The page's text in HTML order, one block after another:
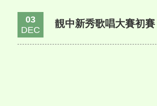
03
DEC
靚中新秀歌唱大賽初賽